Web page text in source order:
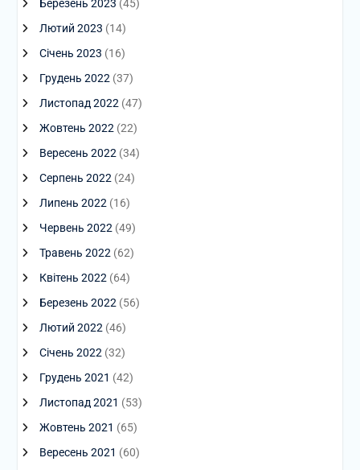
Березень 2023 (45)
Лютий 2023 (14)
Січень 2023 (16)
Грудень 2022 (37)
Листопад 2022 (47)
Жовтень 2022 (22)
Вересень 2022 (34)
Серпень 2022 (24)
Липень 2022 (16)
Червень 2022 (49)
Травень 2022 (62)
Квітень 2022 (64)
Березень 2022 (56)
Лютий 2022 (46)
Січень 2022 (32)
Грудень 2021 (42)
Листопад 2021 (53)
Жовтень 2021 (65)
Вересень 2021 (60)